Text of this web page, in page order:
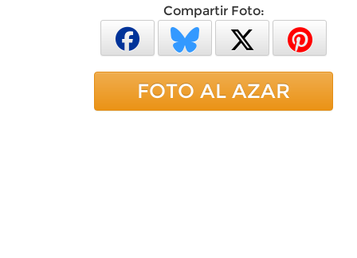
Compartir Foto:
FOTO AL AZAR